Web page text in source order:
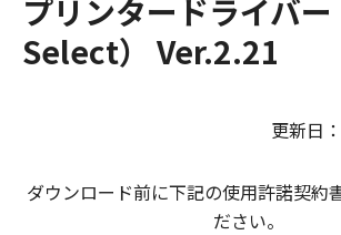
プリンタードライバ
Select） Ver.2.21
更新日
ダウンロード前に下記の使用許諾契約
ださい。